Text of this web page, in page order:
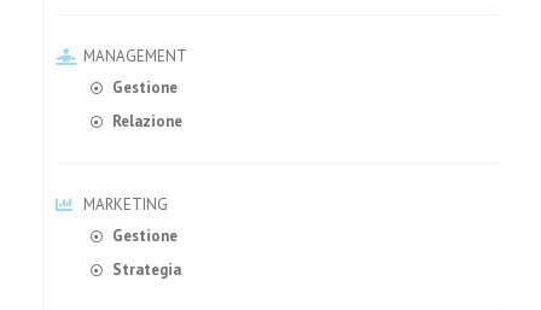
MANAGEMENT
Gestione
Relazione
MARKETING
Gestione
Strategia